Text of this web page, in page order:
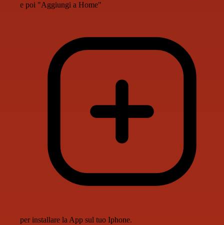
e poi "Aggiungi a Home"
per installare la App sul tuo Iphone.